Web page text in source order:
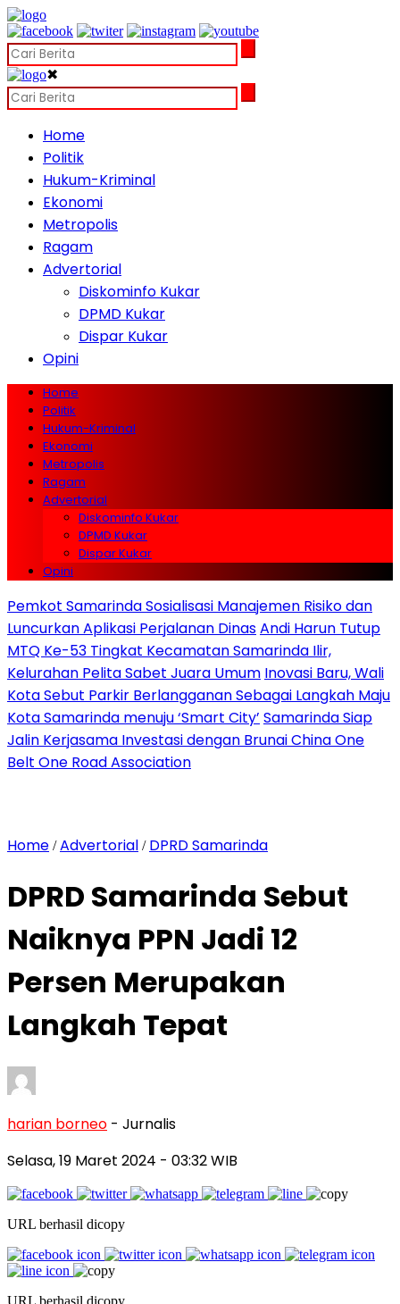
✖
Home
Politik
Hukum-Kriminal
Ekonomi
Metropolis
Ragam
Advertorial
Diskominfo Kukar
DPMD Kukar
Dispar Kukar
Opini
Home
Politik
Hukum-Kriminal
Ekonomi
Metropolis
Ragam
Advertorial
Diskominfo Kukar
DPMD Kukar
Dispar Kukar
Opini
Pemkot Samarinda Sosialisasi Manajemen Risiko dan
Luncurkan Aplikasi Perjalanan DinasAndi Harun Tutup
MTQ Ke-53 Tingkat Kecamatan Samarinda Ilir,
Kelurahan Pelita Sabet Juara Umum Inovasi Baru, Wali
Kota Sebut Parkir Berlangganan Sebagai Langkah Maju
Kota Samarinda menuju ‘Smart City’ Samarinda Siap
Jalin Kerjasama Investasi dengan Brunai China One
Belt One Road Association
Home /Advertorial / DPRD Samarinda
DPRD Samarinda Sebut
Naiknya PPN Jadi 12
Persen Merupakan
Langkah Tepat
harian borneo - Jurnalis
Selasa, 19 Maret 2024 - 03:32 WIB
URL berhasil dicopy
URL berhasil dicopy